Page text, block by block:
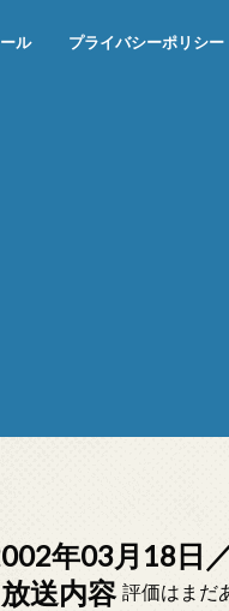
ル プライバシーポリシー
年03月18日
送内容 評価はまだ